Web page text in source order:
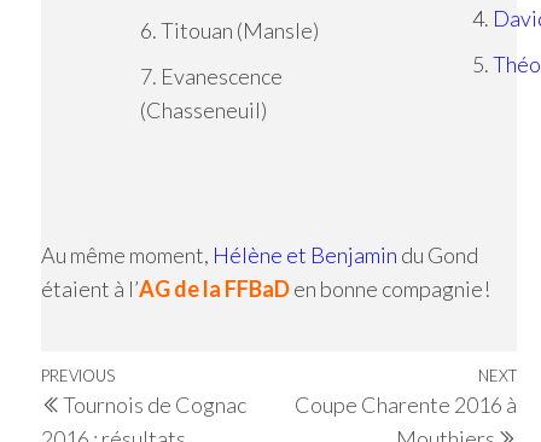
6. Titouan (Mansle)
7. Evanescence
(Chasseneuil)
4.
5.
Au même moment, Hélène et Benjamin du Gond
étaient à l’AG de la FFBaDen bonne compagnie!
Navigation
de
Previous
Post
PREVIOUS
Tournois de Cognac
NEXT
Coupe Charente 2016 à